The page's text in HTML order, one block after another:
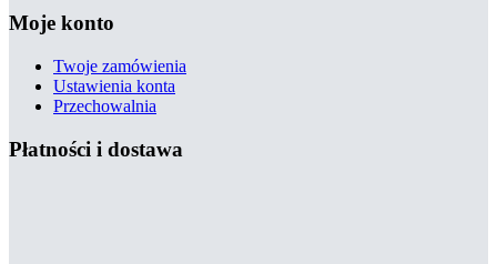
Moje konto
Twoje zamówienia
Ustawienia konta
Przechowalnia
Płatności i dostawa